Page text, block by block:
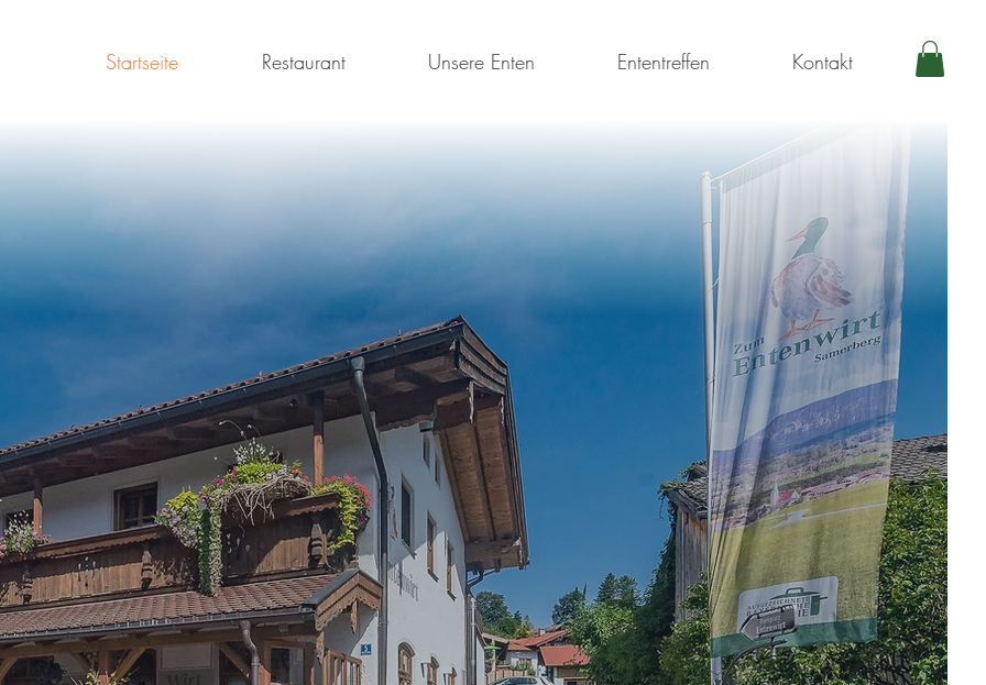
Startseite Restaurant Unsere Enten Ententreffen Kontakt
Grüß Gott!
EntenwirtamSamerberg
war das Ententreffen 2025
Ententreffen 2026